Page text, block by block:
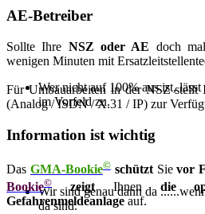
Wer nicht auf 100% aus ist, lässt
im Vorfeld zu.
Wir sind genau dann da
da sind.
AE-Betreiber
Sollte Ihre NSZ oder AE doch
wenigen Minuten mit
Für Umbauarbeiten in der NSZ
(Analog / ISDN / X.31 / IP) zur
Information ist wichtig
Das GMA-Bookie© schütztSievor
Bookie© zeigtIhnen die
Gefahrenmeldeanlage auf.